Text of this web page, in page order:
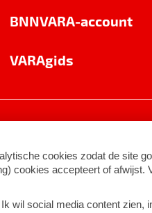
BNNVARA-account
VARAgids
©2026BNNVARA